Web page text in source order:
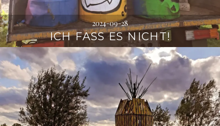
2024-09-28
ICH FASS ES NICHT!